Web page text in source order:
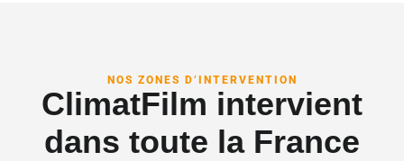
NOS ZONES D’INTERVENTION
ClimatFilm intervient
dans toute la France